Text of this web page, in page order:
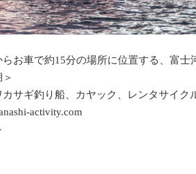
お車で約15分の場所に位置する、富
サギ釣り船、カヤック、レンタサイク
activity.com